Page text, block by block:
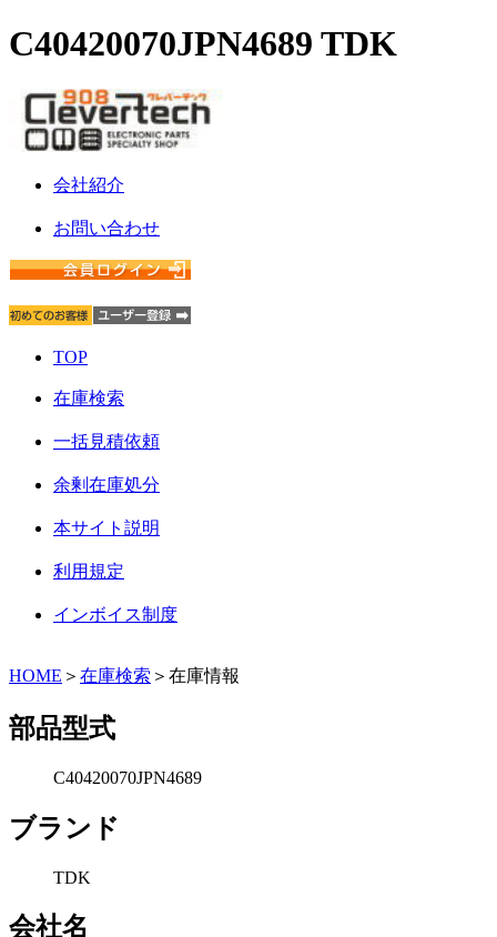
C40420070JPN4689 TDK
会社紹介
お問い合わせ
TOP
在庫検索
一括見積依頼
余剰在庫処分
本サイト説明
利用規定
インボイス制度
HOME ＞ 在庫検索 ＞在庫情報
部品型式
C40420070JPN4689
ブランド
TDK
会社名